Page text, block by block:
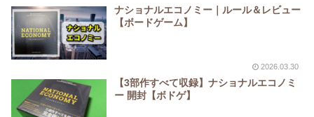
ナショナルエコノミー｜ルール＆レビュー
【ボードゲーム】
2026.03.30
【3部作すべて収録】ナショナルエコノミ
ー 開封【ボドゲ】